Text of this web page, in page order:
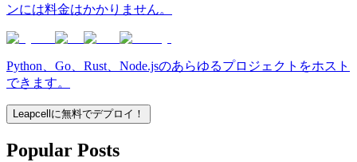
ンには料金はかかりません。
Python、Go、Rust、Node.jsのあらゆるプロジェクトをホスト
できます。
Leapcellに無料でデプロイ！
Popular Posts